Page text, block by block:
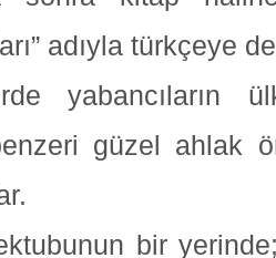
adıyla türkçeye
yabancıların
güzel ahlak
bir